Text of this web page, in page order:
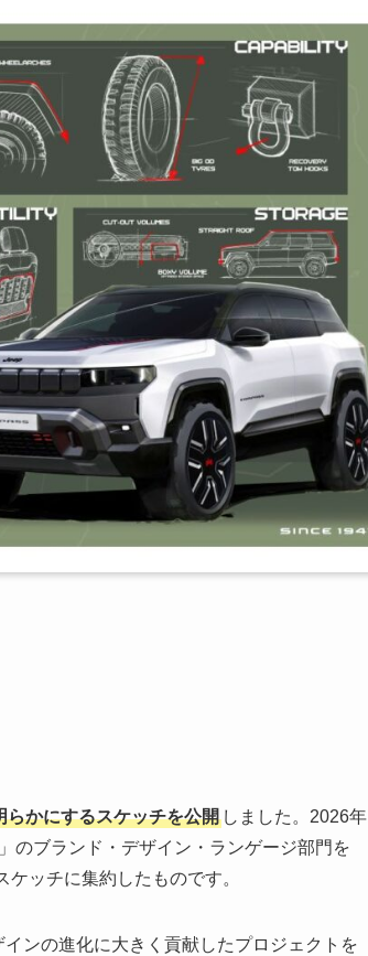
かにするスケッチを公開 しました。2026年
のブランド・デザイン・ランゲージ部門を
ッチに集約したものです。
ンの進化に大きく貢献したプロジェクトを